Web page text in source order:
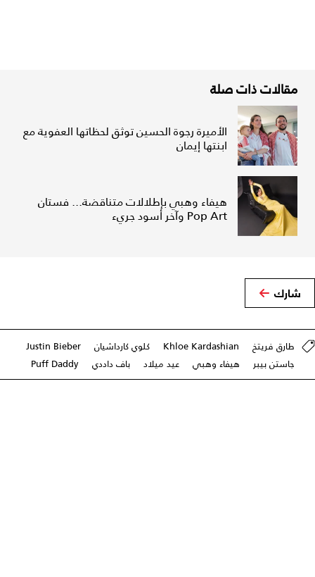
مقالات ذات صلة
الأميرة رجوة الحسين توثق لحظاتها العفوية مع
ابنتها إيمان
هيفاء وهبي بإطلالات متناقضة... فستان
Pop Art وآخر أسود جريء
شارك
طارق فريتخ Khloe Kardashian كلوي كارداشيان
Justin Bieber
جاستن بيبر
هيفاء وهبي عيد ميلاد باف داددي Puff Daddy